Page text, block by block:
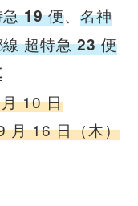
急19便、名神
線 超特急23便
10 日
月 16 日（木）